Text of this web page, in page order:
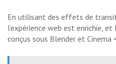
En utilisant des effets de
l’expérience web est enrichie,
conçus sous Blender et Cinema